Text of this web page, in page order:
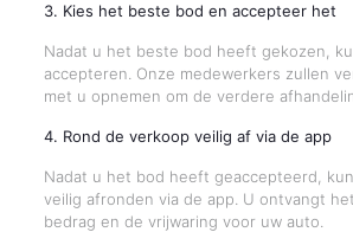
3. Kies het beste bod en accepteer het
Nadat u het beste bod heeft gekozen,
accepteren. Onze medewerkers zullen
met u opnemen om de verdere
4. Rond de verkoop veilig af via de app
Nadat u het bod heeft geaccepteerd,
veilig afronden via de app. U ontvangt
bedrag en de vrijwaring voor uw auto.